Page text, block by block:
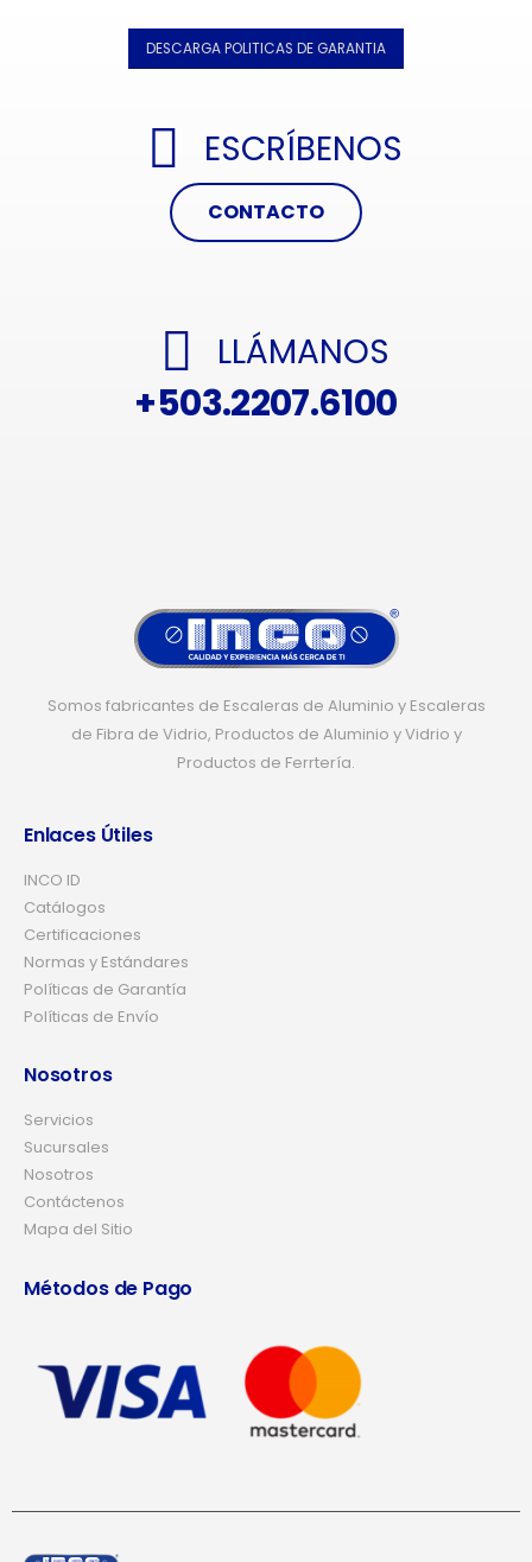
DESCARGA POLITICAS DE GARANTIA
ESCRÍBENOS
CONTACTO
LLÁMANOS
+503.2207.6100
Somos fabricantes de Escaleras de Aluminio y Escaleras
de Fibra de Vidrio, Productos de Aluminio y Vidrio y
Productos de Ferrtería.
Enlaces Útiles
INCO ID
Catálogos
Certificaciones
Normas y Estándares
Políticas de Garantía
Políticas de Envío
Nosotros
Servicios
Sucursales
Nosotros
Contáctenos
Mapa del Sitio
Métodos de Pago